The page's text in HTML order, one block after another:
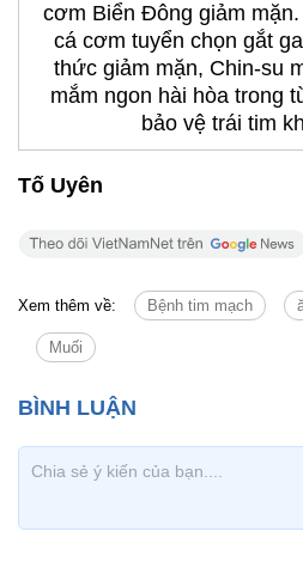
cơm Biển Đông giảm
cá cơm tuyển chọn gắt
thức giảm mặn, Chin-su
mắm ngon hài hòa trong
bảo vệ trái tim
Tố Uyên
Xem thêm về: Bệnh tim mạch
Muối